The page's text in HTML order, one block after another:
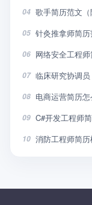
04 歌手简历范文（
05 针灸推拿师简历
06 网络安全工程
07 临床研究协调员
08 电商运营简历
09 C#开发工程师
10 消防工程师简